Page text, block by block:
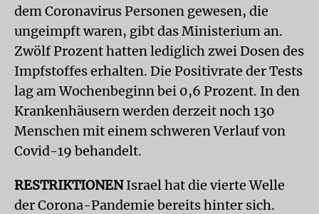
dem Coronavirus Personen gewesen, die
ungeimpft waren, gibt das Ministerium an.
Zwölf Prozent hatten lediglich zwei Dosen des
Impfstoffes erhalten. Die Positivrate der Tests
lag am Wochenbeginn bei 0,6 Prozent. In den
Krankenhäusern werden derzeit noch 130
Menschen mit einem schweren Verlauf von
Covid-19 behandelt.
RESTRIKTIONENIsrael hat die vierte Welle
der Corona-Pandemie bereits hinter sich.